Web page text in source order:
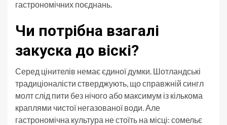
гастрономічних поєднань.
Чи потрібна взагалі
закуска до віскі?
Серед цінителів немає єдиної думки. Шотландські
традиціоналісти стверджують, що справжній сингл
молт слід пити без нічого або максимум із кількома
краплями чистої негазованої води. Але
гастрономічна культура не стоїть на місці: сомельє